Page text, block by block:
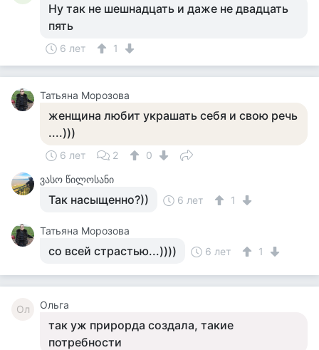
Ну так не шешнадцать и даже не двадцать
пять
6 лет 1
Татьяна Морозова
женщина любит украшать себя и свою речь
....)))
6 лет 2
0
ვასო წილოსანი
Так насыщенно?)) 6 лет 1
Татьяна Морозова
со всей страстью...)))) 6 лет 1
Ол Ольга
так уж прирорда создала, такие
потребности